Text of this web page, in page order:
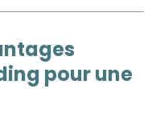
pour une